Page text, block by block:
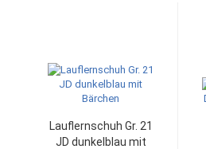
Lauflernschuh Gr. 21
JD dunkelblau mit